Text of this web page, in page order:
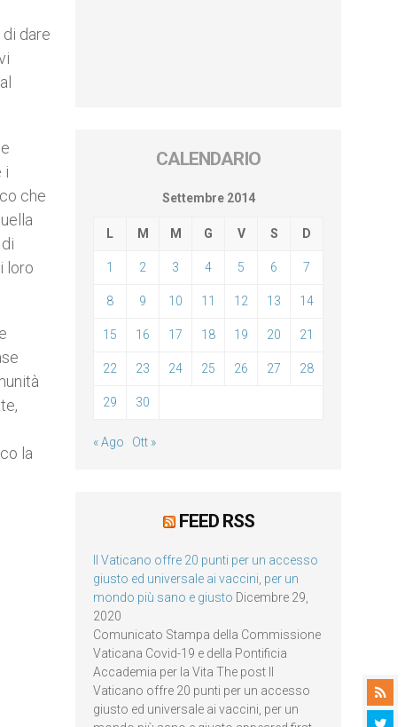
dare
i
che
loro
la
CALENDARIO
Settembre 2014
L M M G V S D
1 2 3 4 5 6 7
8 9 10 11 12 13 14
15 16 17 18 19 20 21
22 23 24 25 26 27 28
29 30
« Ago Ott »
FEED RSS
Il Vaticano offre 20 punti per un accesso
giusto ed universale ai vaccini, per un
mondo più sano e giusto Dicembre 29,
2020
Comunicato Stampa della Commissione
Vaticana Covid-19 e della Pontificia
Accademia per la Vita The post Il
Vaticano offre 20 punti per un accesso
giusto ed universale ai vaccini, per un